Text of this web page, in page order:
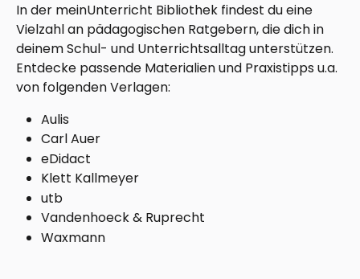
In der meinUnterricht Bibliothek findest du eine
Vielzahl an pädagogischen Ratgebern, die dich in
deinem Schul- und Unterrichtsalltag unterstützen.
Entdecke passende Materialien und Praxistipps u.a.
von folgenden Verlagen:
Aulis
Carl Auer
eDidact
Klett Kallmeyer
utb
Vandenhoeck & Ruprecht
Waxmann